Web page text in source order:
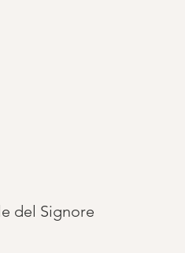
del Signore